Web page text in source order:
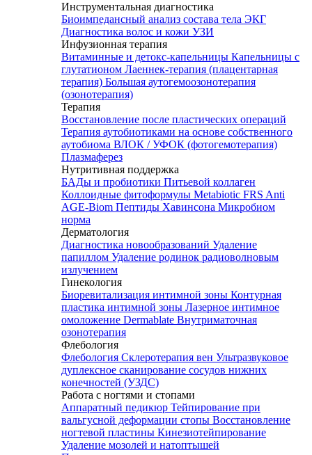
Инструментальная диагностика
Биоимпедансный анализ состава тела ЭКГ
Диагностика волос и кожи УЗИ
Инфузионная терапия
Витаминные и детокс-капельницы Капельницы с
глутатионом Лаеннек-терапия (плацентарная
терапия) Большая аутогемоозонотерапия
(озонотерапия)
Терапия
Восстановление после пластических операций
Терапия аутобиотиками на основе собственного
аутобиома ВЛОК / УФОК (фотогемотерапия)
Плазмаферез
Нутритивная поддержка
БАДы и пробиотики Питьевой коллаген
Коллоидные фитоформулы Metabiotic FRS Anti
AGE-Biom Пептиды Хавинсона Микробиом
норма
Дерматология
Диагностика новообразований Удаление
папиллом Удаление родинок радиоволновым
излучением
Гинекология
Биоревитализация интимной зоны Контурная
пластика интимной зоны Лазерное интимное
омоложение Dermablate Внутриматочная
озонотерапия
Флебология
Флебология Склеротерапия вен Ультразвуковое
дуплексное сканирование сосудов нижних
конечностей (УЗДС)
Работа с ногтями и стопами
Аппаратный педикюр Тейпирование при
вальгусной деформации стопы Восстановление
ногтевой пластины Кинезиотейпирование
Удаление мозолей и натоптышей